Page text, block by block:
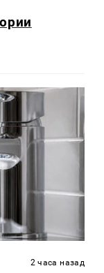
2 часа назад